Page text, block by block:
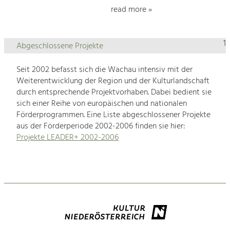
read more »
1
Abgeschlossene Projekte
Seit 2002 befasst sich die Wachau intensiv mit der
Weiterentwicklung der Region und der Kulturlandschaft
durch entsprechende Projektvorhaben. Dabei bedient sie
sich einer Reihe von europäischen und nationalen
Förderprogrammen. Eine Liste abgeschlossener Projekte
aus der Förderperiode 2002-2006 finden sie hier:
Projekte LEADER+ 2002-2006